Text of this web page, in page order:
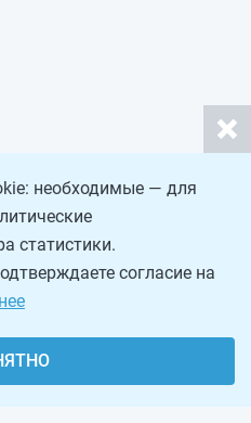
необходимые — для
статистики.
согласие на